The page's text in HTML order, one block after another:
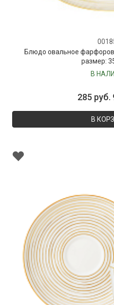
Блюдо овальное
размер:
В
285 руб.
В